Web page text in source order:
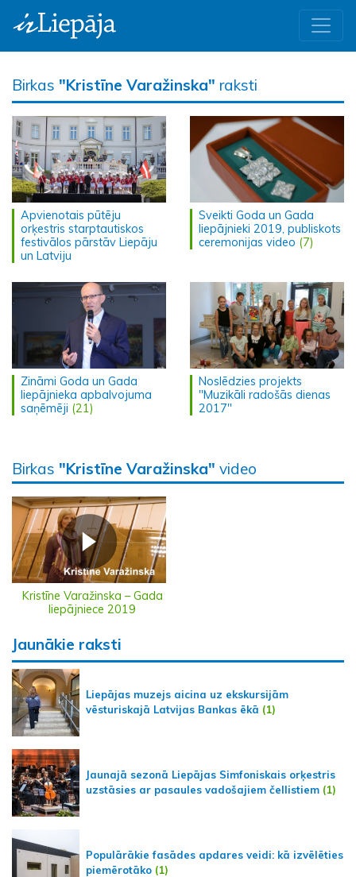
Birkas "Kristīne Varažinska" raksti
Apvienotais pūtēju
orķestris starptautiskos
festivālos pārstāv Liepāju
un Latviju
Sveikti Goda un Gada
liepājnieki 2019, publiskots
ceremonijas video (7)
Zināmi Goda un Gada
liepājnieka apbalvojuma
saņēmēji (21)
Noslēdzies projekts
"Muzikāli radošās dienas
2017"
Birkas "Kristīne Varažinska" video
Kristīne Varažinska – Gada
liepājniece 2019
Jaunākie raksti
Liepājas muzejs aicina uz ekskursijām
vēsturiskajā Latvijas Bankas ēkā (1)
Jaunajā sezonā Liepājas Simfoniskais orķestris
uzstāsies ar pasaules vadošajiem čellistiem (1)
Populārākie fasādes apdares veidi: kā izvēlēties
piemērotāko (1)